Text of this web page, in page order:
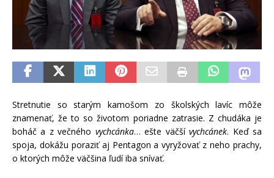
Stretnutie so starým kamošom zo školských lavíc môže
znamenať, že to so životom poriadne zatrasie. Z chudáka je
boháč a z večného vychcánka… ešte väčšívychcánek. Keď sa
spoja, dokážu poraziť aj Pentagon a vyryžovať z neho prachy,
o ktorých môže väčšina ľudí iba snívať.